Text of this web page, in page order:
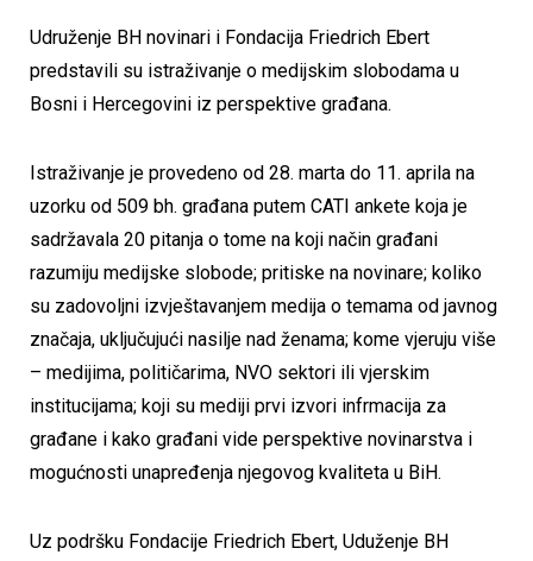
Udruženje BH novinari i Fondacija Friedrich Ebert
predstavili su istraživanje o medijskim slobodama u
Bosni i Hercegovini iz perspektive građana.
Istraživanje je provedeno od 28. marta do 11. aprila na
uzorku od 509 bh. građana putem CATI ankete koja je
sadržavala 20 pitanja o tome na koji način građani
razumiju medijske slobode; pritiske na novinare; koliko
su zadovoljni izvještavanjem medija o temama od javnog
značaja, uključujući nasilje nad ženama; kome vjeruju više
– medijima, političarima, NVO sektori ili vjerskim
institucijama; koji su mediji prvi izvori infrmacija za
građane i kako građani vide perspektive novinarstva i
mogućnosti unapređenja njegovog kvaliteta u BiH.
Uz podršku Fondacije Friedrich Ebert, Uduženje BH